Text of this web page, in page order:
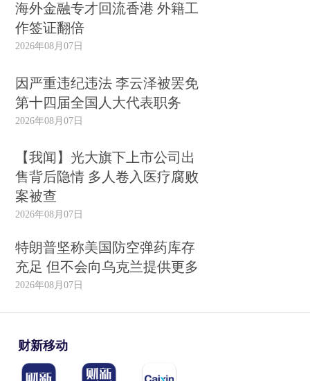
海外金融专才回流香港 外籍工
作签证翻倍
2026年08月07日
因严重违纪违法 李云泽被罢免
第十四届全国人大代表职务
2026年08月07日
【我闻】光大旗下上市公司出
售背后隐情 多人卷入医疗腐败
案被查
2026年08月07日
特朗普坚称美国防空弹药库存
充足 但不会向乌克兰提供更多
2026年08月07日
财新移动